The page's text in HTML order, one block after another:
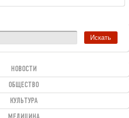
НОВОСТИ
ОБЩЕСТВО
КУЛЬТУРА